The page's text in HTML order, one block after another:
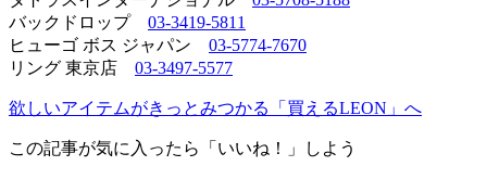
バックドロップ 03-3419-5811
ヒューゴ ボス ジャパン 03-5774-7670
リング 東京店 03-3497-5577
欲しいアイテムがきっとみつかる「買えるLEON」へ
この記事が気に入ったら「いいね！」しよう